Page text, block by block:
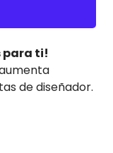
para ti!
de diseñador.